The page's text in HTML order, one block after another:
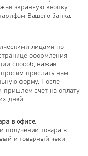
экранную кнопку.
Вашего банка.
лицами по
оформления
способ, нажав
прислать нам
форму. После
счет на оплату,
дней.
в офисе.
получении товара в
и товарный чеки.